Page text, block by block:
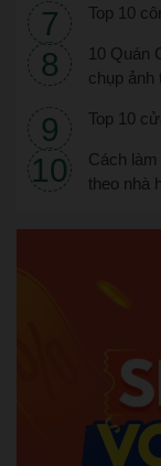
Top 10
10 Quán
chụp
Top 10
Cách
theo nhà